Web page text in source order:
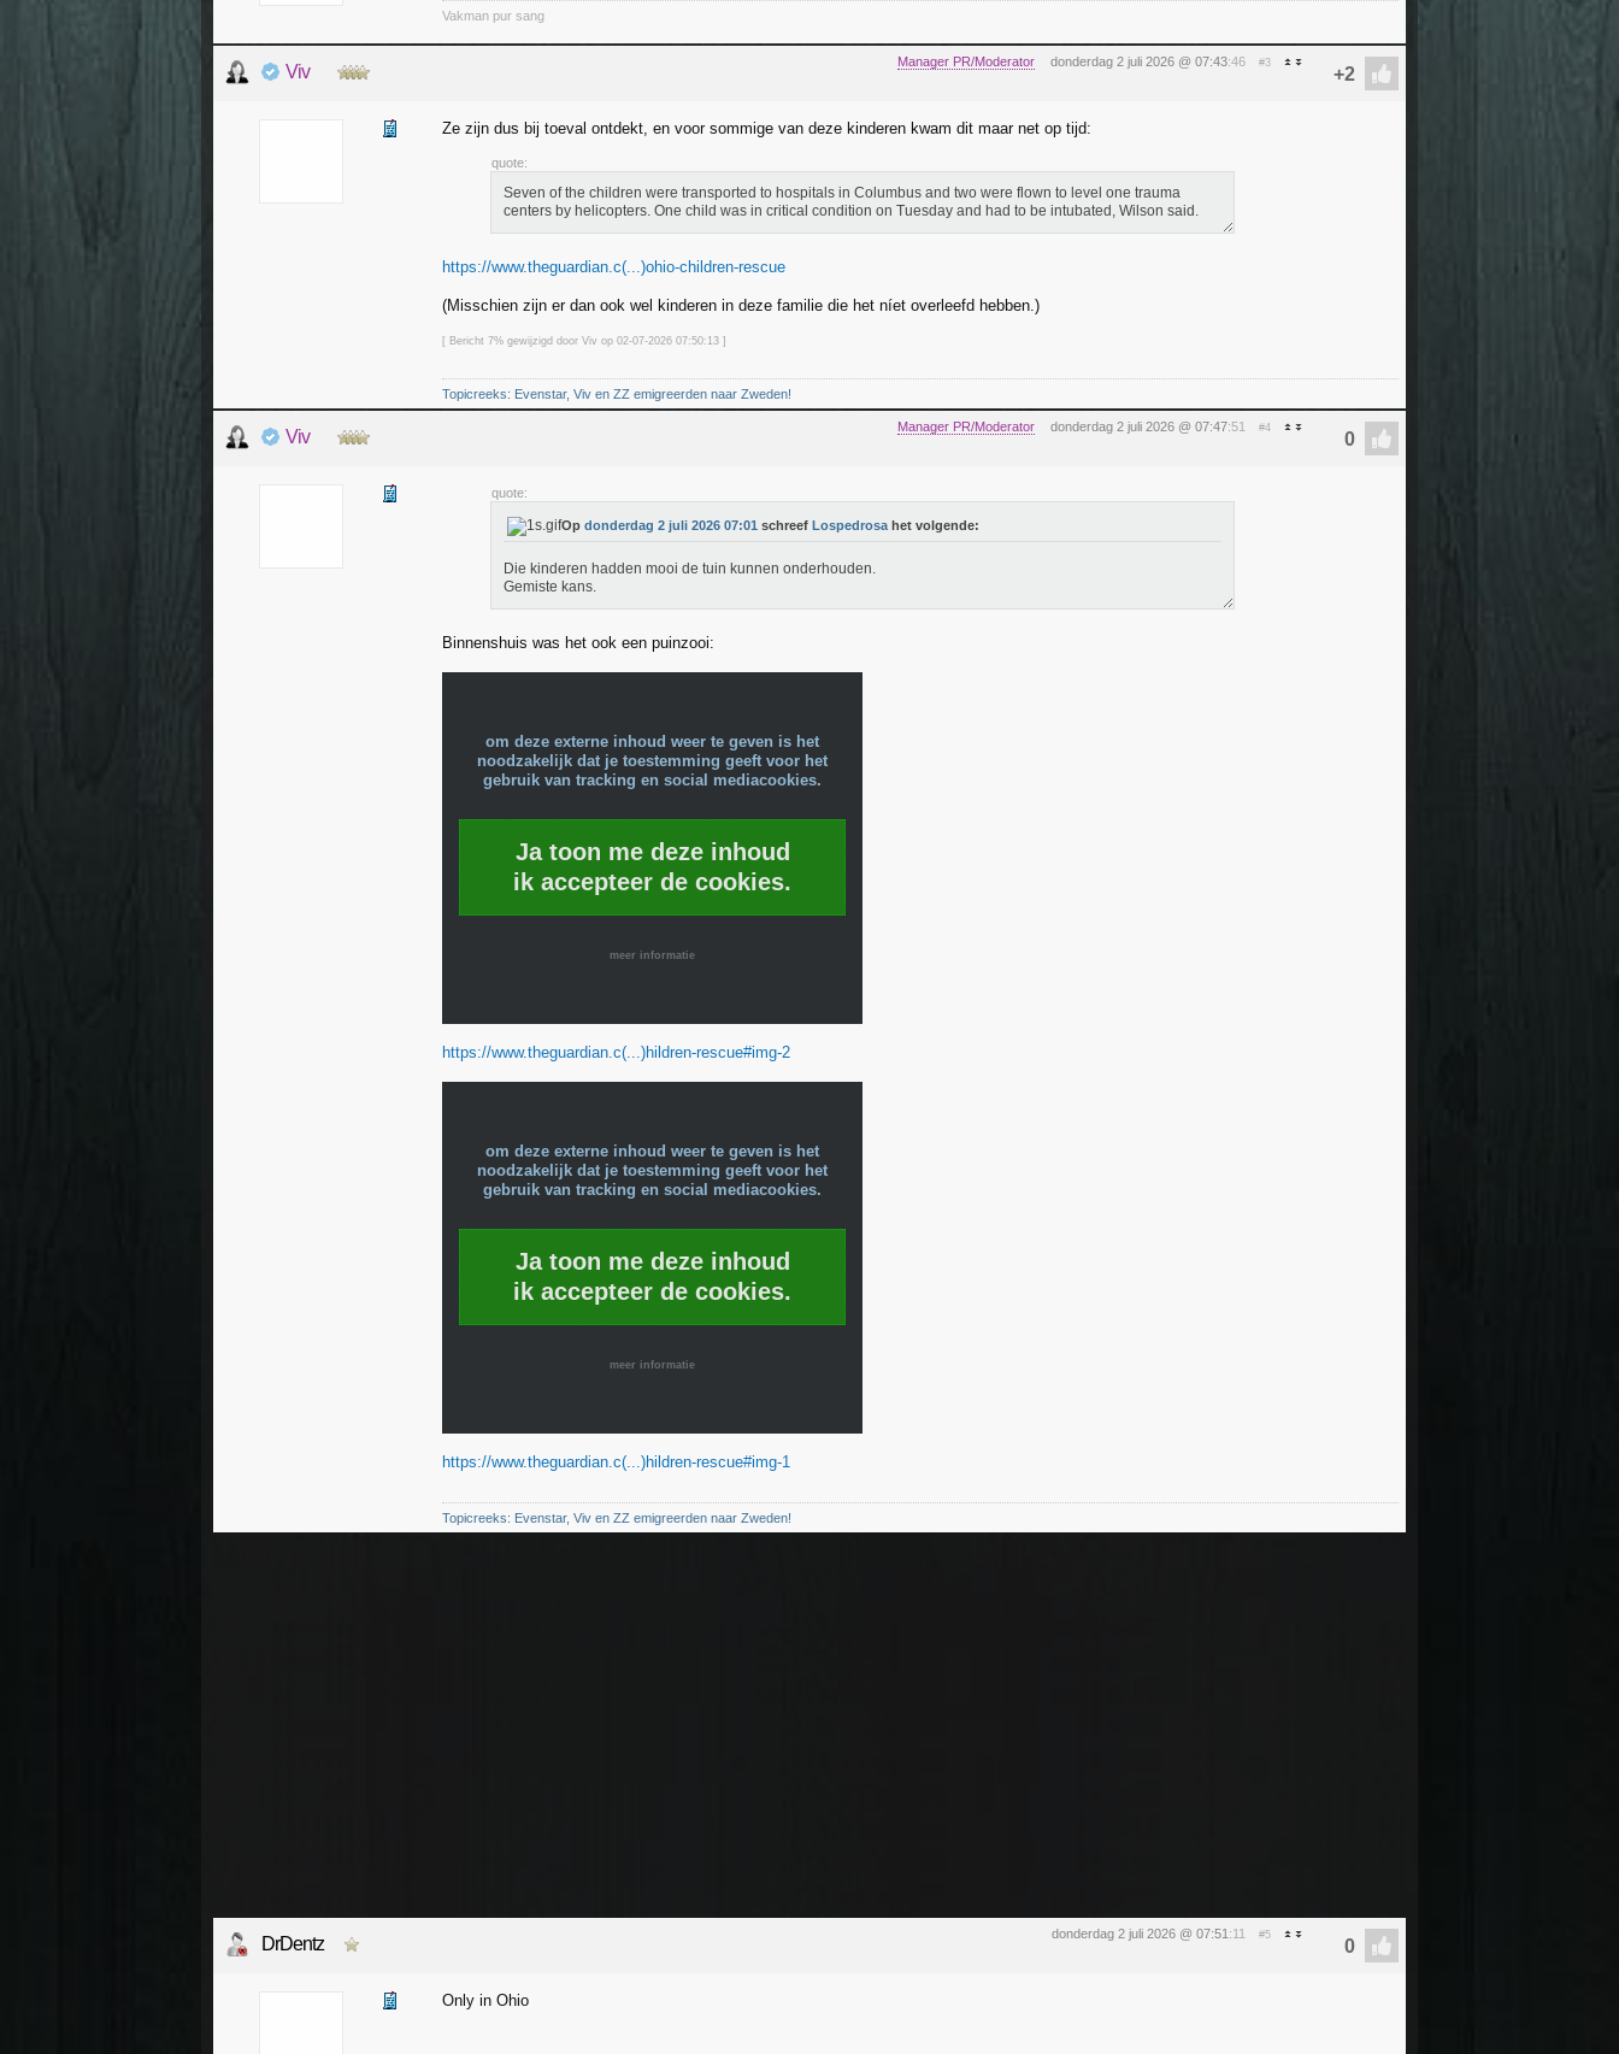
Vakman pur sang
Manager PR/Moderator donderdag 2 juli 2026 @ 07:43:46 #3
Viv
Ze zijn dus bij toeval ontdekt, en voor sommige van deze kinderen kwam dit maar net op tijd:
quote:
Seven of the children were transported to hospitals in Columbus and two were flown to level one trauma
centers by helicopters. One child was in critical condition on Tuesday and had to be intubated, Wilson said.
https://www.theguardian.c(...)ohio-children-rescue
(Misschien zijn er dan ook wel kinderen in deze familie die het níet overleefd hebben.)
[ Bericht 7% gewijzigd door Viv op 02-07-2026 07:50:13 ]
Topicreeks: Evenstar, Viv en ZZ emigreerden naar Zweden!
Manager PR/Moderator donderdag 2 juli 2026 @ 07:47:51 #4
Viv
quote:
Op donderdag 2 juli 2026 07:01 schreef Lospedrosa het volgende:
Die kinderen hadden mooi de tuin kunnen onderhouden.
Gemiste kans.
Binnenshuis was het ook een puinzooi:
om deze externe inhoud weer te geven is het
noodzakelijk dat je toestemming geeft voor het
gebruik van tracking en social mediacookies.
Ja toon me deze inhoud
ik accepteer de cookies.
meer informatie
https://www.theguardian.c(...)hildren-rescue#img-2
om deze externe inhoud weer te geven is het
noodzakelijk dat je toestemming geeft voor het
gebruik van tracking en social mediacookies.
Ja toon me deze inhoud
ik accepteer de cookies.
meer informatie
https://www.theguardian.c(...)hildren-rescue#img-1
Topicreeks: Evenstar, Viv en ZZ emigreerden naar Zweden!
donderdag 2 juli 2026 @ 07:51 :11 #5
DrDentz
Only in Ohio